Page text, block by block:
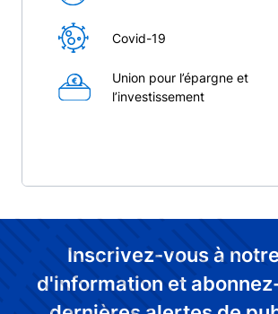
Covid-19
Union pour l’épargne et
l’investissement
Inscrivez-vous à
d'information et